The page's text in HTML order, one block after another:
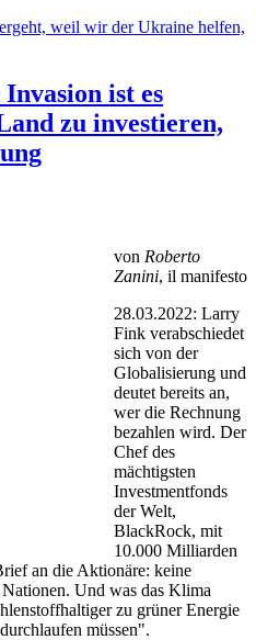
weil wir der Ukraine helfen,
ist es
zu investieren,
von Roberto
Zanini, il manifesto
28.03.2022: Larry
Fink verabschiedet
sich von der
Globalisierung und
deutet bereits an,
wer die Rechnung
bezahlen wird. Der
Chef des
mächtigsten
Investmentfonds
der Welt,
BlackRock, mit
10.000 Milliarden
an die Aktionäre: keine
Und was das Klima
zu grüner Energie
müssen".